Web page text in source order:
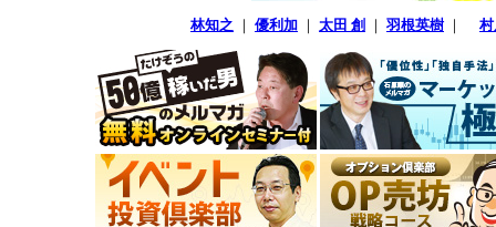
林知之 ｜ 優利加 ｜ 太田 創 ｜ 羽根英樹 ｜